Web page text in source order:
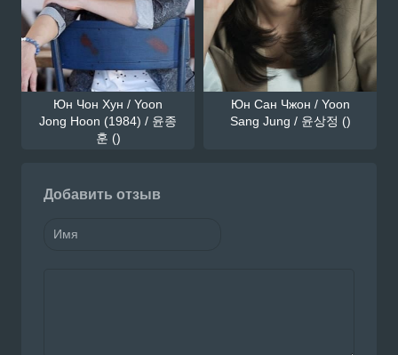
Юн Чон Хун / Yoon
Jong Hoon (1984) / 윤종
훈 ()
Юн Сан Чжон / Yoon
Sang Jung / 윤상정 ()
Добавить отзыв